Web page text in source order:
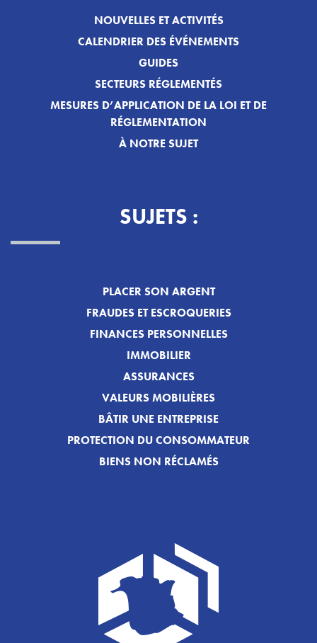
NOUVELLES ET ACTIVITÉS
CALENDRIER DES ÉVÉNEMENTS
GUIDES
SECTEURS RÉGLEMENTÉS
MESURES D’APPLICATION DE LA LOI ET DE
RÉGLEMENTATION
À NOTRE SUJET
SUJETS :
PLACER SON ARGENT
FRAUDES ET ESCROQUERIES
FINANCES PERSONNELLES
IMMOBILIER
ASSURANCES
VALEURS MOBILIÈRES
BÂTIR UNE ENTREPRISE
PROTECTION DU CONSOMMATEUR
BIENS NON RÉCLAMÉS